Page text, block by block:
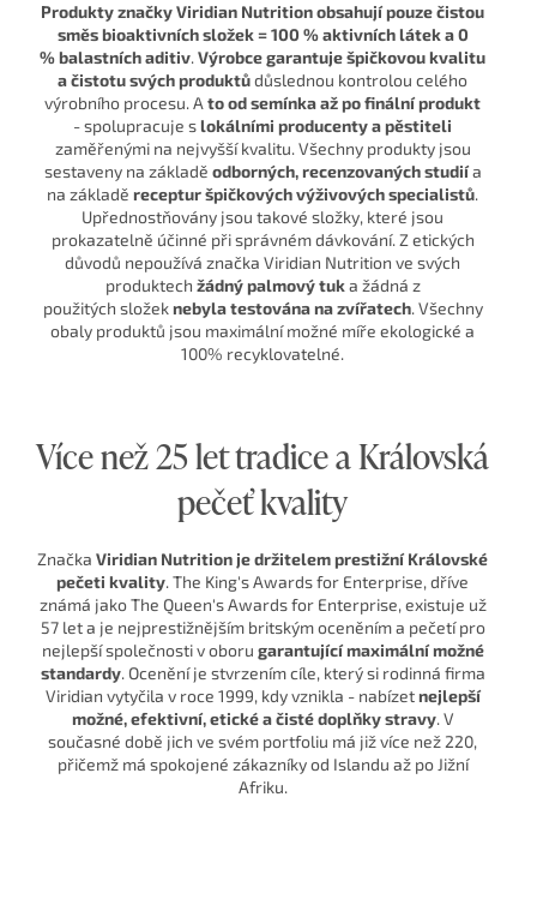
Produkty značky Viridian Nutrition obsahují pouze čistou
směs bioaktivních složek = 100 % aktivních látek a 0
% balastních aditiv.Výrobce garantuje špičkovou kvalitu
a čistotu svých produktůdůslednou kontrolou celého
výrobního procesu. Ato od semínka až po finální produkt
- spolupracuje slokálními producenty a pěstiteli
zaměřenými na nejvyšší kvalitu. Všechny produkty jsou
sestaveny na základě odborných, recenzovaných studiía
na základě receptur špičkových výživových specialistů.
Upřednostňovány jsou takové složky, které jsou
prokazatelně účinné při správném dávkování. Z etických
důvodů nepoužívá značka Viridian Nutrition ve svých
produktech žádný palmový tuka žádná z
použitých složeknebyla testována na zvířatech. Všechny
obaly produktů jsou maximální možné míře ekologické a
100% recyklovatelné.
Více než 25 let tradice a Královská
pečeť kvality
Značka Viridian Nutrition je držitelem prestižní Královské
pečeti kvality. The King's Awards for Enterprise, dříve
známá jako The Queen's Awards for Enterprise, existuje už
57 let a je nejprestižnějším britským oceněním a pečetí pro
nejlepší společnosti v oboru garantující maximální možné
standardy. Ocenění je stvrzením cíle, který si rodinná firma
Viridian vytyčila v roce 1999, kdy vznikla - nabízetnejlepší
možné, efektivní, etické a čisté doplňky stravy. V
současné době jich ve svém portfoliu má již více než 220,
přičemž má spokojené zákazníky od Islandu až po Jižní
Afriku.